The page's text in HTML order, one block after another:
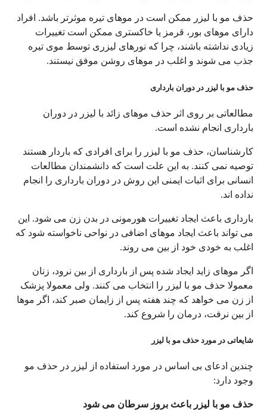
حذف مو با لیزر ممکن است در موهای تیره موثرتر باشد. افراد
دارای موهای بور، قرمز یا خاکستری ممکن است تغییرات
زیادی نداشته باشند، چرا که نورهای لیزری توسط موی تیره
جذب می شوند و اغلب در موهای روشن موفق نیستند.
حذف مو با لیزر در دوران بارداری
مطالعاتی بر روی اثر حذف موهای زائد با لیزر در دوران
بارداری انجام نشده است.
کارشناسان، حذف مو با لیزر را برای افرادی که باردار هستند
توصیه نمی کنند. به این علت است که دانشمندان مطالعات
انسانی برای اثبات ایمنی این روش در دوران بارداری را انجام
نداده اند.
بارداری باعث ایجاد تغییرات هورمونی در بدن زن می شود. این
می تواند باعث ایجاد موهای اضافی در نواحی ناخواسته شود که
اغلب به خودی خود از بین می روند.
اگر موهای زاید ایجاد شده پس از بارداری از بین نرود، زنان
معمولا حذف مو با لیزر را انتخاب می کنند. ولی معمولا پزشک
از زن می خواهد که چند هفته پس از زایمان صبر کند، اگر موها
از بین نرفت، درمان را شروع کند.
شایعاتی در مورد حذف مو با لیزر
چندین ادعای بی اساس در مورد استفاده از لیزر در حذف مو
وجود دارد:
حذف مو با لیزر باعث بروز سرطان می شود